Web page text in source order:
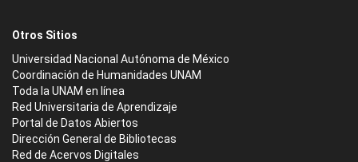
Otros Sitios
Universidad Nacional Autónoma de México
Coordinación de Humanidades UNAM
Toda la UNAM en línea
Red Universitaria de Aprendizaje
Portal de Datos Abiertos
Dirección General de Bibliotecas
Red de Acervos Digitales